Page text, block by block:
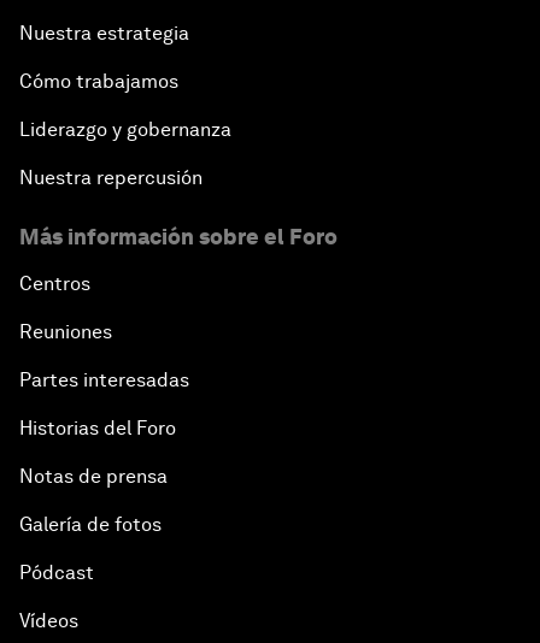
Nuestra estrategia
Cómo trabajamos
Liderazgo y gobernanza
Nuestra repercusión
Más información sobre el Foro
Centros
Reuniones
Partes interesadas
Historias del Foro
Notas de prensa
Galería de fotos
Pódcast
Vídeos